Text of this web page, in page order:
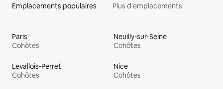
Emplacements populaires Plus d'emplacements
Paris
Cohôtes
Neuilly-sur-Seine
Cohôtes
Levallois-Perret
Cohôtes
Nice
Cohôtes